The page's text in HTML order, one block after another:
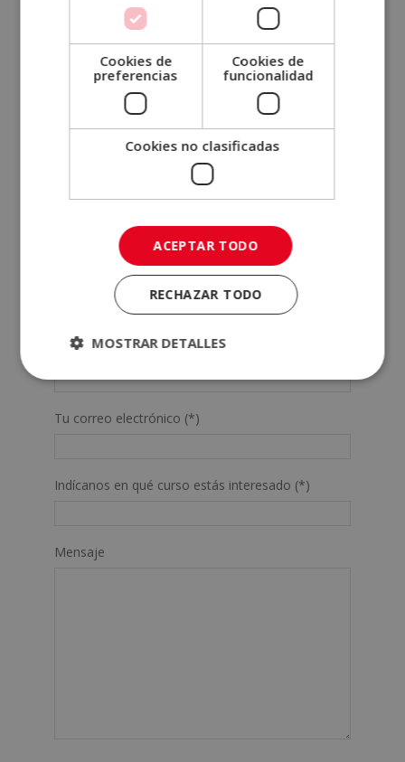
¿Cuánto cuesta un curso de
liderazgo?
SOLICITA MÁS INFORMACIÓN
Apellidos (*)
Teléfono (*)
Tu correo electrónico (*)
Indícanos en qué curso estás interesado (*)
Mensaje
Cookies de
preferencias
Cookies de
funcionalidad
Cookies no clasificadas
ACEPTAR TODO
RECHAZAR TODO
MOSTRAR DETALLES